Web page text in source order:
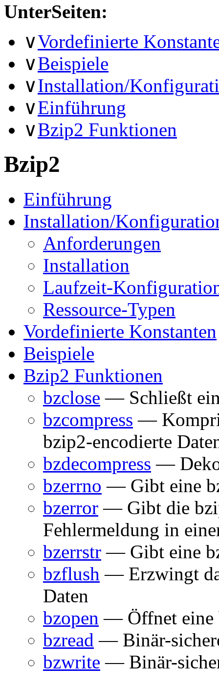
UnterSeiten:
∨Vordefinierte
∨Beispiele
∨Installation/
∨Einführung
∨Bzip2 Funktionen
Bzip2
Einführung
Installation/
Anforderungen
Installation
Laufzeit-
Ressource-Typen
Vordefinierte Konstanten
Beispiele
Bzip2 Funktionen
bzclose — Schließt
bzcompress —
bzip2-encodierte
bzdecompress —
bzerrno — Gibt eine
bzerror — Gibt die
Fehlermeldung in
bzerrstr — Gibt eine
bzflush — Erzwingt
Daten
bzopen — Öffnet eine
bzread — Binär-
bzwrite — Binär-